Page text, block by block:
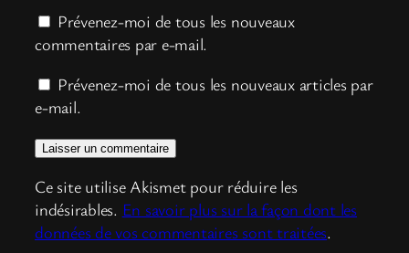
Prévenez-moi de tous les nouveaux
commentaires par e-mail.
Prévenez-moi de tous les nouveaux articles par
e-mail.
Ce site utilise Akismet pour réduire les
indésirables. En savoir plus sur la façon dont les
données de vos commentaires sont traitées.